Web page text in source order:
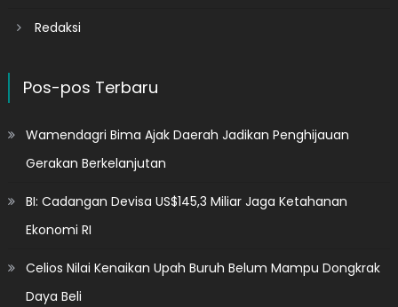
Redaksi
Pos-pos Terbaru
Wamendagri Bima Ajak Daerah Jadikan Penghijauan
Gerakan Berkelanjutan
BI: Cadangan Devisa US$145,3 Miliar Jaga Ketahanan
Ekonomi RI
Celios Nilai Kenaikan Upah Buruh Belum Mampu Dongkrak
Daya Beli